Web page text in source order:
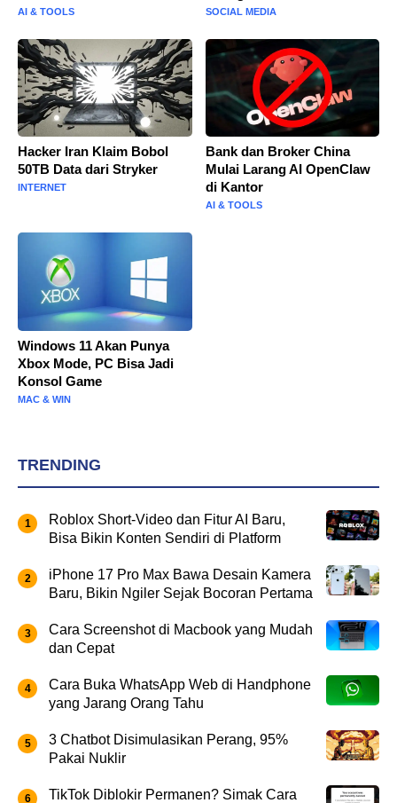
AI & TOOLS SOCIAL MEDIA
Hacker Iran Klaim Bobol
50TB Data dari Stryker
INTERNET
Bank dan Broker China
Mulai Larang AI OpenClaw
di Kantor
AI & TOOLS
Windows 11 Akan Punya
Xbox Mode, PC Bisa Jadi
Konsol Game
MAC & WIN
TRENDING
Roblox Short-Video dan Fitur AI Baru,
Bisa Bikin Konten Sendiri di Platform
iPhone 17 Pro Max Bawa Desain Kamera
Baru, Bikin Ngiler Sejak Bocoran Pertama
Cara Screenshot di Macbook yang Mudah
dan Cepat
Cara Buka WhatsApp Web di Handphone
yang Jarang Orang Tahu
3 Chatbot Disimulasikan Perang, 95%
Pakai Nuklir
TikTok Diblokir Permanen? Simak Cara